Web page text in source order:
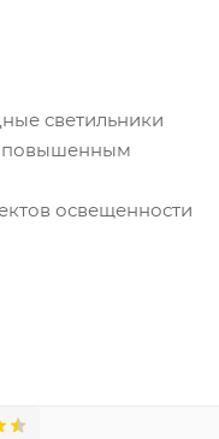
светильники
повышенным
освещенности